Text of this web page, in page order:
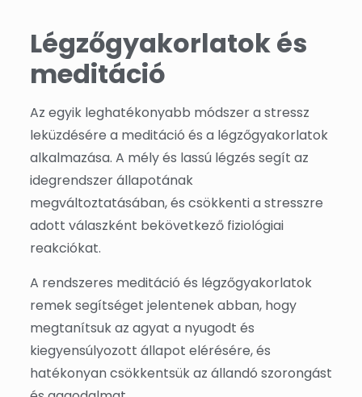
Légzőgyakorlatok és
meditáció
Az egyik leghatékonyabb módszer a stressz
leküzdésére a meditáció és a légzőgyakorlatok
alkalmazása. A mély és lassú légzés segít az
idegrendszer állapotának
megváltoztatásában, és csökkenti a stresszre
adott válaszként bekövetkező fiziológiai
reakciókat.
A rendszeres meditáció és légzőgyakorlatok
remek segítséget jelentenek abban, hogy
megtanítsuk az agyat a nyugodt és
kiegyensúlyozott állapot elérésére, és
hatékonyan csökkentsük az állandó szorongást